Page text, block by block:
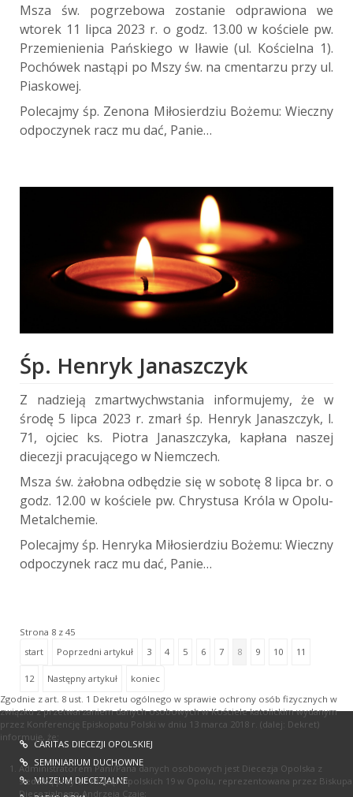
Msza św. pogrzebowa zostanie odprawiona we
wtorek 11 lipca 2023 r. o godz. 13.00 w kościele pw.
Przemienienia Pańskiego w Iławie (ul. Kościelna 1).
Pochówek nastąpi po Mszy św. na cmentarzu przy ul.
Piaskowej.
Polecajmy śp. Zenona Miłosierdziu Bożemu: Wieczny
odpoczynek racz mu dać, Panie…
Śp. Henryk Janaszczyk
Z nadzieją zmartwychwstania informujemy, że w
środę 5 lipca 2023 r. zmarł śp. Henryk Janaszczyk, l.
71, ojciec ks. Piotra Janaszczyka, kapłana naszej
diecezji pracującego w Niemczech.
Msza św. żałobna odbędzie się w sobotę 8 lipca br. o
godz. 12.00 w kościele pw. Chrystusa Króla w Opolu-
Metalchemie.
Polecajmy śp. Henryka Miłosierdziu Bożemu: Wieczny
odpoczynek racz mu dać, Panie…
Strona 8 z 45
start
Poprzedni artykuł 3 4 5 6 7 8 9 10 11
12 Następny artykuł koniec
CARITAS DIECEZJI OPOLSKIEJ
SEMINIARIUM DUCHOWNE
MUZEUM DIECEZJALNE
Zgodnie z art. 8 ust. 1 Dekretu ogólnego w sprawie ochrony osób fizycznych w
związku z przetwarzaniem danych osobowych w Kościele katolickim wydanym
przez Konferencję Episkopatu Polski w dniu 13 marca 2018 r. (dalej: Dekret)
informuję, że:
Administratorem Pani/Pana danych osobowych jest Diecezja Opolska z
siedzibą przy ul. Książąt Opolskich 19 w Opolu, reprezentowana przez Biskupa
Diecezjalnego Andrzeja Czaję;